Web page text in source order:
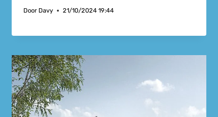
Door Davy 21/10/2024 19:44